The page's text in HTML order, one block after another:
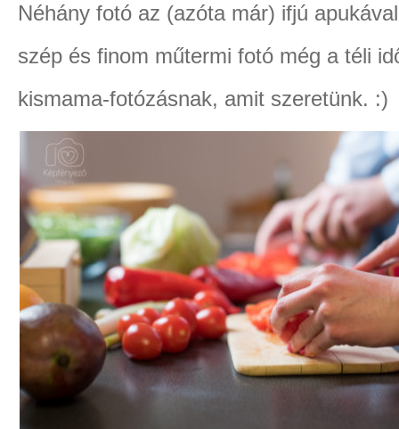
Néhány fotó az (azóta már) ifjú
szép és finom műtermi fotó még a téli
kismama-fotózásnak, amit szeretünk. :)